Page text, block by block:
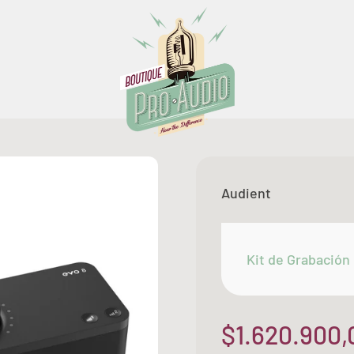
Boutique Pro Audio
Audient
Kit de Grabación
Precio de